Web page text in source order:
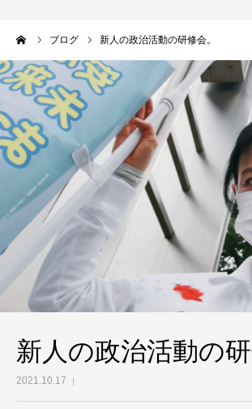
ブログ 新人の政治活動の研修会。
新人の政治活動の研
2021.10.17